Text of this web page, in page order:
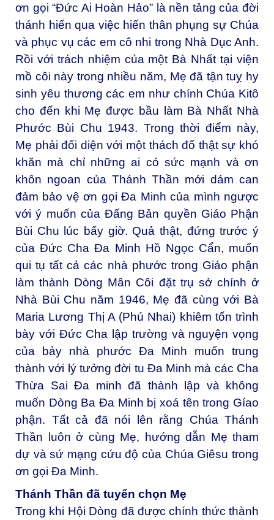
ơn gọi “Đức Ai Hoàn Hảo” là nền tảng của đời
thánh hiến qua việc hiến thân phụng sự Chúa
và phục vụ các em cô nhi trong Nhà Dục Anh.
Rồi với trách nhiệm của một Bà Nhất tại viện
mồ côi này trong nhiều năm, Mẹ đã tận tuỵ hy
sinh yêu thương các em như chính Chúa Kitô
cho đến khi Mẹ được bầu làm Bà Nhất Nhà
Phước Bùi Chu 1943. Trong thời điểm này,
Mẹ phải đối diện với một thách đố thật sự khó
khăn mà chỉ những ai có sức mạnh và ơn
khôn ngoan của Thánh Thần mới dám can
đảm bảo vệ ơn gọi Đa Minh của mình ngược
với ý muốn của Đấng Bản quyền Giáo Phận
Bùi Chu lúc bấy giờ. Quả thật, đứng trước ý
của Đức Cha Đa Minh Hồ Ngọc Cẩn, muốn
qui tụ tất cả các nhà phước trong Giáo phận
làm thành Dòng Mân Côi đặt trụ sở chính ở
Nhà Bùi Chu năm 1946, Mẹ đã cùng với Bà
Maria Lương Thị A (Phú Nhai) khiêm tốn trình
bày với Đức Cha lập trường và nguyện vọng
của bảy nhà phước Đa Minh muốn trung
thành với lý tưởng đời tu Đa Minh mà các Cha
Thừa Sai Đa minh đã thành lập và không
muốn Dòng Ba Đa Minh bị xoá tên trong Gíao
phận. Tất cả đã nói lên rằng Chúa Thánh
Thần luôn ở cùng Mẹ, hướng dẫn Mẹ tham
dự và sứ mạng cứu độ của Chúa Giêsu trong
ơn gọi Đa Minh.
Thánh Thần đã tuyển chọn Mẹ
Trong khi Hội Dòng đã được chính thức thành